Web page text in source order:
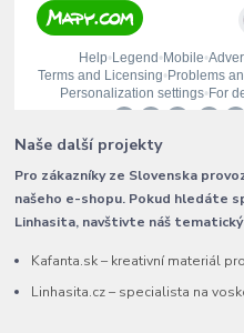
Naše další projekty
Pro zákazníky ze Slovenska
našeho e-shopu. Pokud hledáte
Linhasita, navštivte náš
Kafanta.sk – kreativní materiál
Linhasita.cz – specialista na